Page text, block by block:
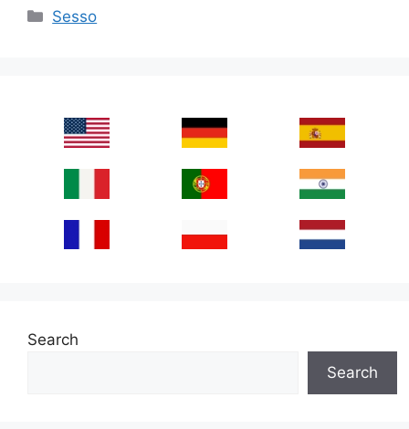
Categories
Sesso
Search
Search